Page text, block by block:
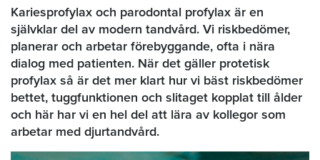
Kariesprofylax och parodontal profylax är en
självklar del av modern tandvård. Vi riskbedömer,
planerar och arbetar förebyggande, ofta i nära
dialog med patienten. När det gäller protetisk
profylax så är det mer klart hur vi bäst riskbedömer
bettet, tuggfunktionen och slitaget kopplat till ålder
och här har vi en hel del att lära av kollegor som
arbetar med djurtandvård.